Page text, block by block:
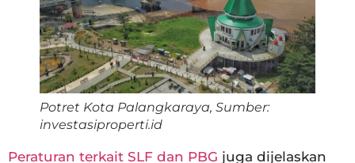
Potret Kota Palangkaraya, Sumber:
investasiproperti.id
Peraturan terkait SLF dan PBG juga dijelaskan